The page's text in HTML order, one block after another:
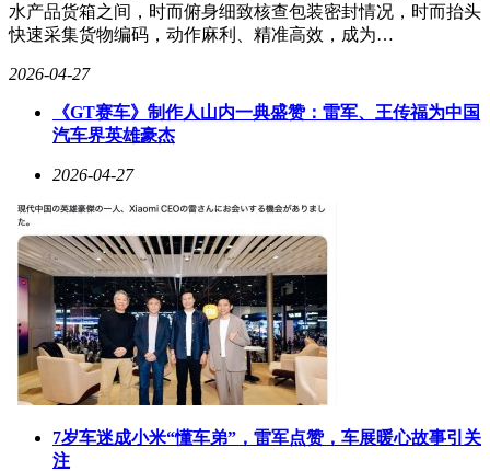
水产品货箱之间，时而俯身细致核查包装密封情况，时而抬头
快速采集货物编码，动作麻利、精准高效，成为…
2026-04-27
《GT赛车》制作人山内一典盛赞：雷军、王传福为中国
汽车界英雄豪杰
2026-04-27
7岁车迷成小米“懂车弟”，雷军点赞，车展暖心故事引关
注